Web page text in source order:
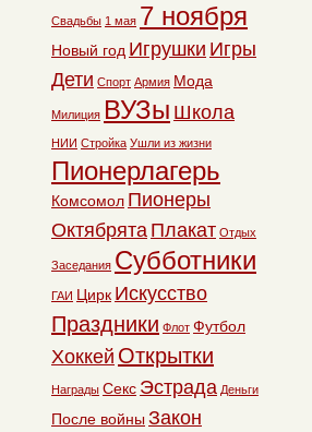
Свадьбы 1 мая 7 ноября
Новый год Игрушки Игры
Дети Спорт Армия Мода
Милиция ВУЗы Школа
НИИ Стройка Ушли из жизни
Пионерлагерь
Комсомол Пионеры
Октябрята Плакат Отдых
Заседания Субботники
ГАИ Цирк Искусство
Праздники Флот Футбол
Хоккей Открытки
Награды Секс Эстрада Деньги
После войны Закон